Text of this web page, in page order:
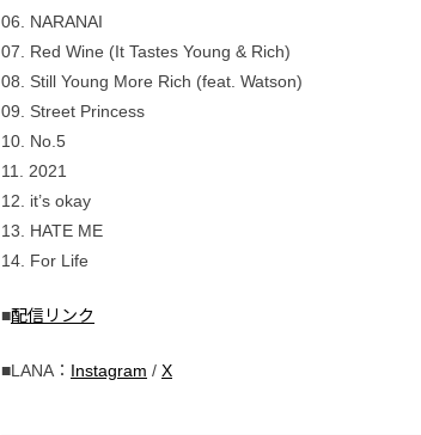
06. NARANAI
07. Red Wine (It Tastes Young & Rich)
08. Still Young More Rich (feat. Watson)
09. Street Princess
10. No.5
11. 2021
12. it’s okay
13. HATE ME
14. For Life
■配信リンク
■LANA： Instagram / X